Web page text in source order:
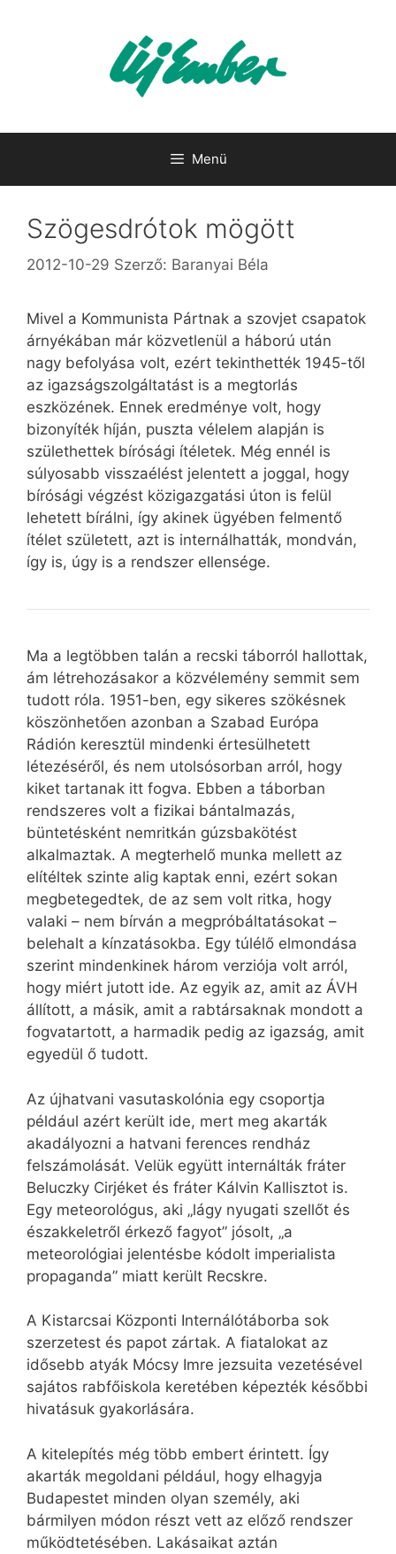
Menü
Szögesdrótok mögött
2012-10-29 Szerző: Baranyai Béla
Mivel a Kommunista Pártnak a szovjet csapatok
árnyékában már közvetlenül a háború után
nagy befolyása volt, ezért tekinthették 1945-től
az igazságszolgáltatást is a megtorlás
eszközének. Ennek eredménye volt, hogy
bizonyíték híján, puszta vélelem alapján is
születhettek bírósági ítéletek. Még ennél is
súlyosabb visszaélést jelentett a joggal, hogy
bírósági végzést közigazgatási úton is felül
lehetett bírálni, így akinek ügyében felmentő
ítélet született, azt is internálhatták, mondván,
így is, úgy is a rendszer ellensége.
Ma a legtöbben talán a recski táborról hallottak,
ám létrehozásakor a közvélemény semmit sem
tudott róla. 1951-ben, egy sikeres szökésnek
köszönhetően azonban a Szabad Európa
Rádión keresztül mindenki értesülhetett
létezéséről, és nem utolsósorban arról, hogy
kiket tartanak itt fogva. Ebben a táborban
rendszeres volt a fizikai bántalmazás,
büntetésként nemritkán gúzsbakötést
alkalmaztak. A megterhelő munka mellett az
elítéltek szinte alig kaptak enni, ezért sokan
megbetegedtek, de az sem volt ritka, hogy
valaki – nem bírván a megpróbáltatásokat –
belehalt a kínzatásokba. Egy túlélő elmondása
szerint mindenkinek három verziója volt arról,
hogy miért jutott ide. Az egyik az, amit az ÁVH
állított, a másik, amit a rabtársaknak mondott a
fogvatartott, a harmadik pedig az igazság, amit
egyedül ő tudott.
Az újhatvani vasutaskolónia egy csoportja
például azért került ide, mert meg akarták
akadályozni a hatvani ferences rendház
felszámolását. Velük együtt internálták fráter
Beluczky Cirjéket és fráter Kálvin Kallisztot is.
Egy meteorológus, aki „lágy nyugati szellőt és
északkeletről érkező fagyot” jósolt, „a
meteorológiai jelentésbe kódolt imperialista
propaganda” miatt került Recskre.
A Kistarcsai Központi Internálótáborba sok
szerzetest és papot zártak. A fiatalokat az
idősebb atyák Mócsy Imre jezsuita vezetésével
sajátos rabfőiskola keretében képezték későbbi
hivatásuk gyakorlására.
A kitelepítés még több embert érintett. Így
akarták megoldani például, hogy elhagyja
Budapestet minden olyan személy, aki
bármilyen módon részt vett az előző rendszer
működtetésében. Lakásaikat aztán